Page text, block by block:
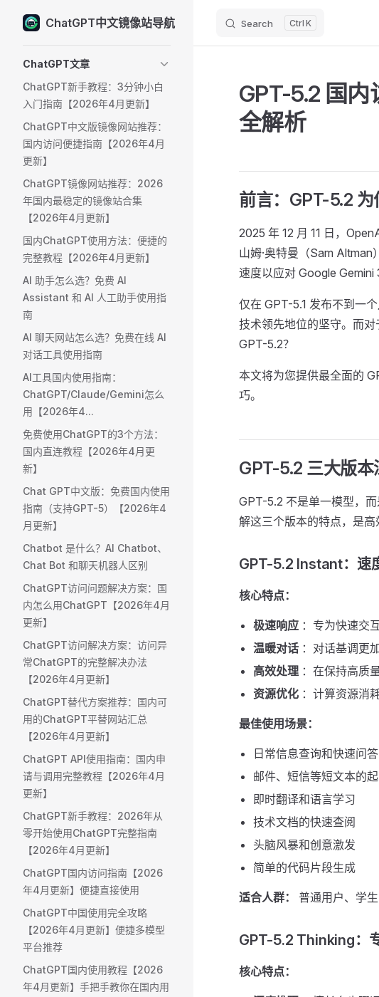
Skip to content
ChatGPT中文镜像站导航 Search K
ChatGPT文章
ChatGPT新手教程：3分钟小白
入门指南【2026年4月更新】
ChatGPT中文版镜像网站推荐：
国内访问便捷指南【2026年4月
更新】
ChatGPT镜像网站推荐：2026
年国内最稳定的镜像站合集
【2026年4月更新】
国内ChatGPT使用方法：便捷的
完整教程【2026年4月更新】
AI 助手怎么选？免费 AI
Assistant 和 AI 人工助手使用指
南
AI 聊天网站怎么选？免费在线 AI
对话工具使用指南
AI工具国内使用指南：
ChatGPT/Claude/Gemini怎么
用【2026年4...
免费使用ChatGPT的3个方法：
国内直连教程【2026年4月更
新】
Chat GPT中文版：免费国内使用
指南（支持GPT-5）【2026年4
月更新】
Chatbot 是什么？AI Chatbot、
Chat Bot 和聊天机器人区别
ChatGPT访问问题解决方案：国
内怎么用ChatGPT【2026年4月
更新】
ChatGPT访问解决方案：访问异
常ChatGPT的完整解决办法
【2026年4月更新】
ChatGPT替代方案推荐：国内可
用的ChatGPT平替网站汇总
【2026年4月更新】
ChatGPT API使用指南：国内申
请与调用完整教程【2026年4月
更新】
ChatGPT新手教程：2026年从
零开始使用ChatGPT完整指南
【2026年4月更新】
ChatGPT国内访问指南【2026
年4月更新】便捷直接使用
ChatGPT中国使用完全攻略
【2026年4月更新】便捷多模型
平台推荐
ChatGPT国内使用教程【2026
年4月更新】手把手教你在国内用
GPT-5.2 国
全解析 ​
前言：GPT-5.2 为
2025 年 12 月 11 日，
山姆·奥特曼（Sam
速度以应对 Google Gemini
仅在 GPT-5.1 发布不到一
技术领先地位的坚守。而
GPT-5.2？
本文将为您提供最全面的
巧。
GPT-5.2 三大版本
GPT-5.2 不是单一模型，
解这三个版本的特点，是高
GPT-5.2 Instant：速
核心特点：
极速响应 ：专为快速交
温暖对话 ：对话基调更
高效处理 ：在保持高质
资源优化 ：计算资源消
最佳使用场景：
日常信息查询和快速问答
邮件、短信等短文本的
即时翻译和语言学习
技术文档的快速查阅
头脑风暴和创意激发
简单的代码片段生成
适合人群： 普通用户、学
GPT-5.2 Thinking：
核心特点：